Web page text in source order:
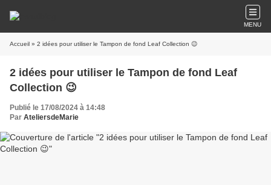
MENU
Accueil » 2 idées pour utiliser le Tampon de fond Leaf Collection 😉
2 idées pour utiliser le Tampon de fond Leaf
Collection 😉
Publié le 17/08/2024 à 14:48
Par AteliersdeMarie